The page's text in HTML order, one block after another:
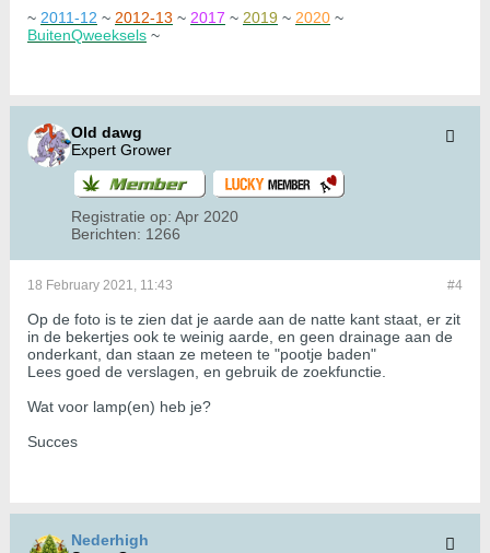
~ 2011-12 ~ 2012-13 ~ 2017 ~ 2019 ~ 2020 ~
BuitenQweeksels ~
Old dawg
Expert Grower
Registratie op: Apr 2020
Berichten: 1266
#4
18 February 2021, 11:43
Op de foto is te zien dat je aarde aan de natte kant staat, er zit
in de bekertjes ook te weinig aarde, en geen drainage aan de
onderkant, dan staan ze meteen te "pootje baden"
Lees goed de verslagen, en gebruik de zoekfunctie.
Wat voor lamp(en) heb je?
Succes
Nederhigh